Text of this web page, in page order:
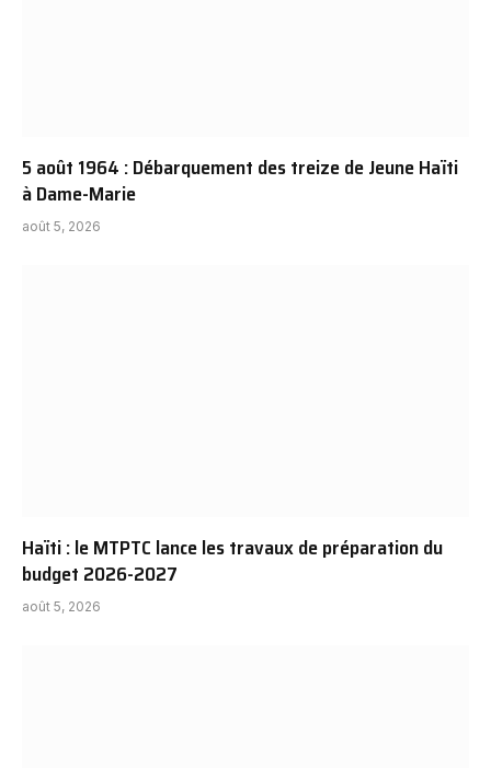
5 août 1964 : Débarquement des treize de Jeune Haïti
à Dame-Marie
août 5, 2026
Haïti : le MTPTC lance les travaux de préparation du
budget 2026-2027
août 5, 2026